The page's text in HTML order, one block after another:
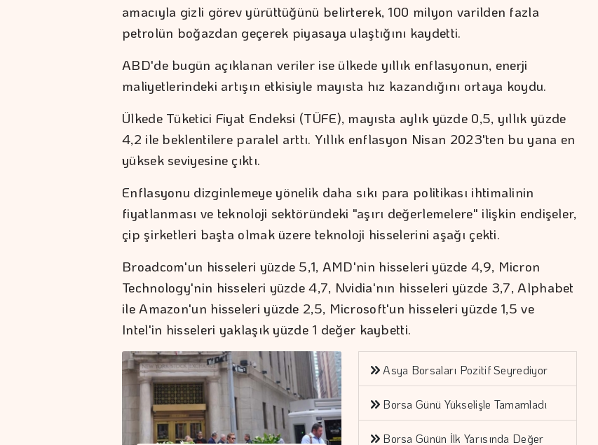
amacıyla gizli görev yürüttüğünü belirterek, 100 milyon varilden fazla
petrolün boğazdan geçerek piyasaya ulaştığını kaydetti.
ABD'de bugün açıklanan veriler ise ülkede yıllık enflasyonun, enerji
maliyetlerindeki artışın etkisiyle mayısta hız kazandığını ortaya koydu.
Ülkede Tüketici Fiyat Endeksi (TÜFE), mayısta aylık yüzde 0,5, yıllık yüzde
4,2 ile beklentilere paralel arttı. Yıllık enflasyon Nisan 2023'ten bu yana en
yüksek seviyesine çıktı.
Enflasyonu dizginlemeye yönelik daha sıkı para politikası ihtimalinin
fiyatlanması ve teknoloji sektöründeki "aşırı değerlemelere" ilişkin endişeler,
çip şirketleri başta olmak üzere teknoloji hisselerini aşağı çekti.
Broadcom'un hisseleri yüzde 5,1, AMD'nin hisseleri yüzde 4,9, Micron
Technology'nin hisseleri yüzde 4,7, Nvidia'nın hisseleri yüzde 3,7, Alphabet
ile Amazon'un hisseleri yüzde 2,5, Microsoft'un hisseleri yüzde 1,5 ve
Intel'in hisseleri yaklaşık yüzde 1 değer kaybetti.
Asya Borsaları Pozitif Seyrediyor
Borsa Günü Yükselişle Tamamladı
Borsa Günün İlk Yarısında Değer